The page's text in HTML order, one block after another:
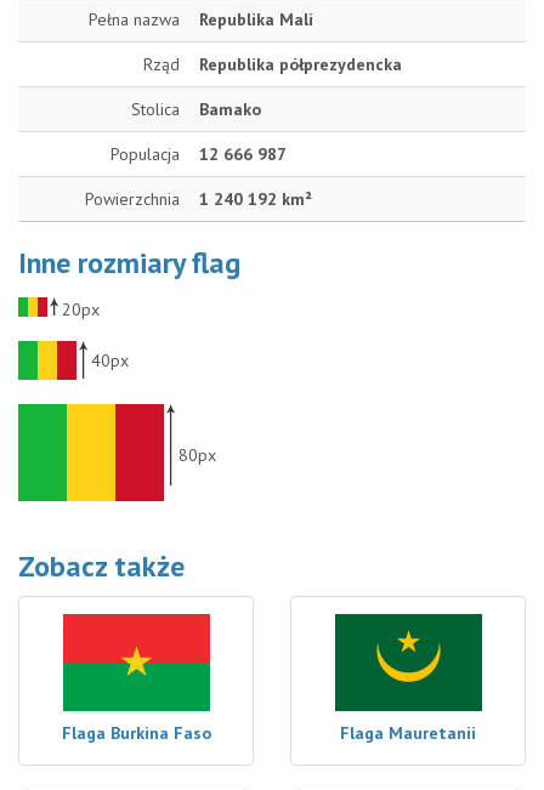
Pełna nazwa Republika Mali
Rząd Republika półprezydencka
Stolica Bamako
Populacja 12 666 987
Powierzchnia 1 240 192 km²
Inne rozmiary flag
20px
40px
80px
Zobacz także
Flaga Burkina Faso Flaga Mauretanii